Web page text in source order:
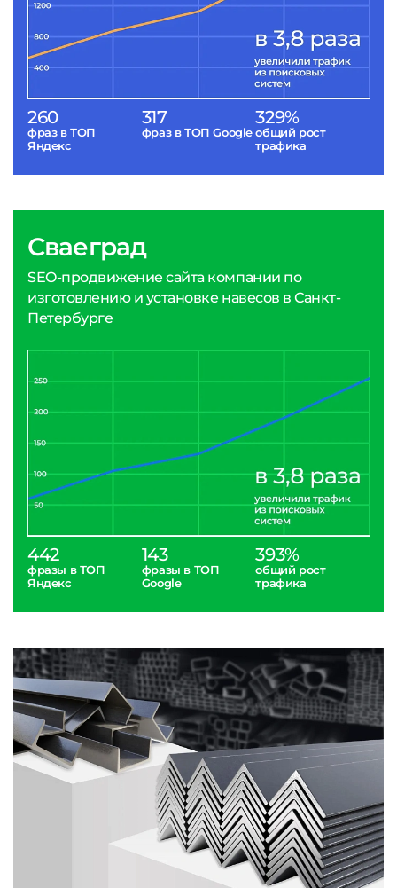
260
фраз в ТОП
Яндекс
317
фраз в ТОП Google
329%
общий рост
трафика
Сваеград
SEO-продвижение сайта компании по
изготовлению и установке навесов в Санкт-
Петербурге
442
фразы в ТОП
Яндекс
143
фразы в ТОП
Google
393%
общий рост
трафика